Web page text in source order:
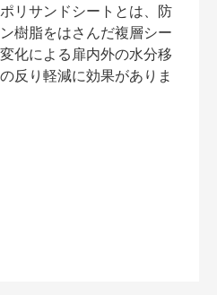
リサンドシートとは、防
樹脂をはさんだ複層シー
化による扉内外の水分移
反り軽減に効果がありま